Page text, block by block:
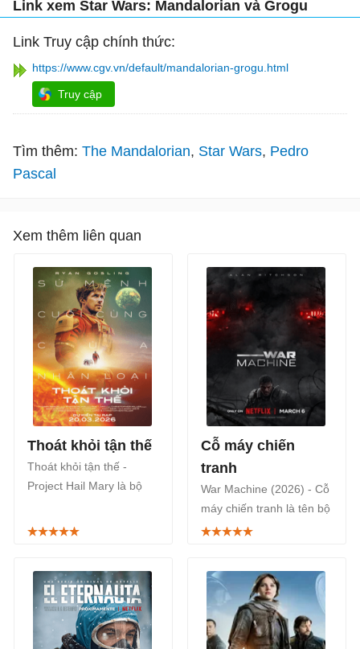
Link xem Star Wars: Mandalorian và Grogu
Link Truy cập chính thức:
https://www.cgv.vn/default/mandalorian-grogu.html
Truy cập
Tìm thêm: The Mandalorian Star Wars Pedro
Pascal
Xem thêm liên quan
Thoát khỏi tận thế
Thoát khỏi tận thế -
Project Hail Mary là bộ
viễn tưởng Mỹ năm 2026,
20/3/2026.
Cỗ máy chiến
tranh
War Machine (2026) - Cỗ
máy chiến tranh là tên bộ
phim hành động viễn
Netflix vào ngày
6/3/2026.